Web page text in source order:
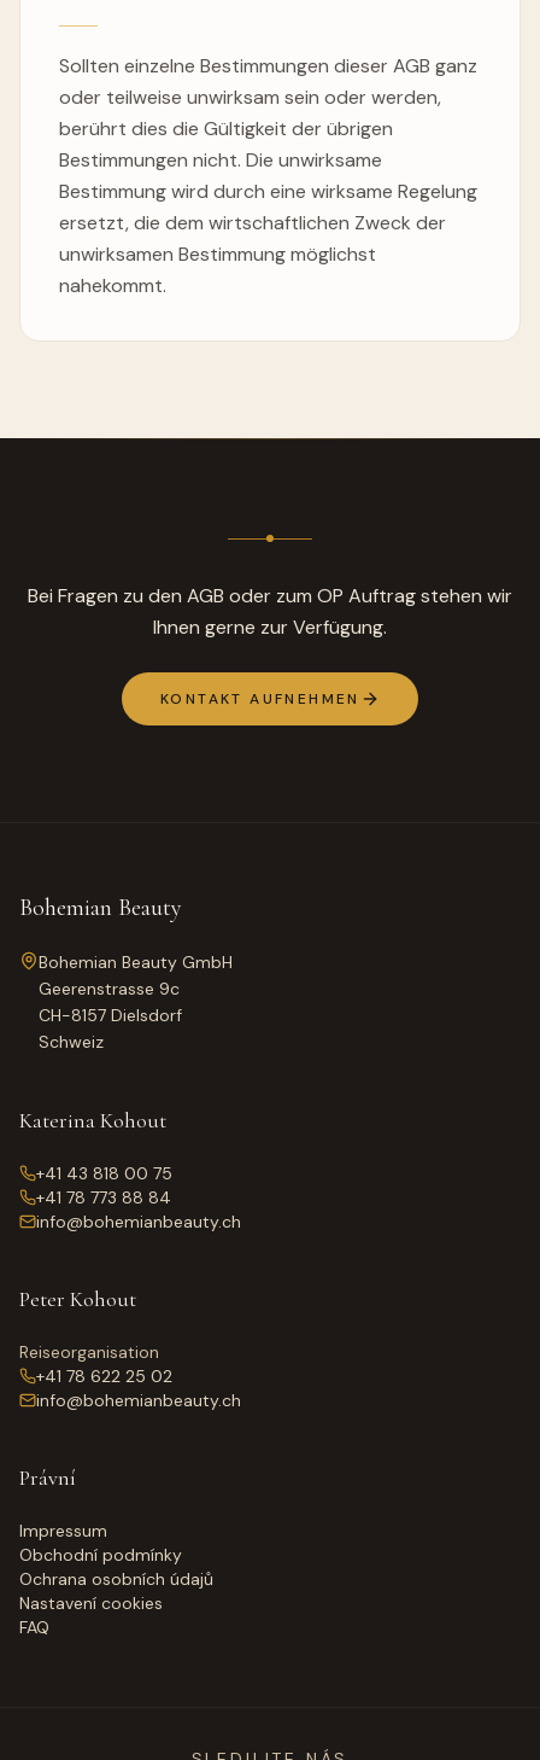
Sollten einzelne Bestimmungen dieser AGB ganz
oder teilweise unwirksam sein oder werden,
berührt dies die Gültigkeit der übrigen
Bestimmungen nicht. Die unwirksame
Bestimmung wird durch eine wirksame Regelung
ersetzt, die dem wirtschaftlichen Zweck der
unwirksamen Bestimmung möglichst
nahekommt.
Bei Fragen zu den AGB oder zum OP Auftrag stehen wir
Ihnen gerne zur Verfügung.
KONTAKT AUFNEHMEN
Bohemian Beauty
Bohemian Beauty GmbH
Geerenstrasse 9c
CH-8157 Dielsdorf
Schweiz
Katerina Kohout
+41 43 818 00 75
+41 78 773 88 84
info@bohemianbeauty.ch
Peter Kohout
Reiseorganisation
+41 78 622 25 02
info@bohemianbeauty.ch
Právní
Impressum
Obchodní podmínky
Ochrana osobních údajů
Nastavení cookies
FAQ